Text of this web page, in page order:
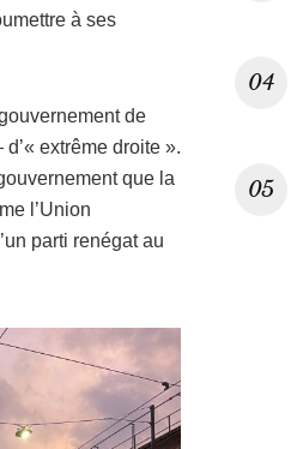
à ses
de
extrême droite ».
que la
l’Union
parti renégat au